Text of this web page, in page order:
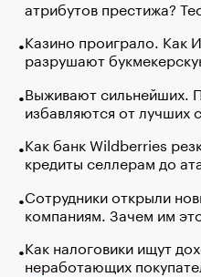
атрибутов престижа?
Казино проиграло. Как
разрушают
Выживают сильнейших.
избавляются от лучших
Как банк Wildberries
кредиты селлерам до
Сотрудники открыли
компаниям. Зачем им
Как налоговики ищут
неработающих